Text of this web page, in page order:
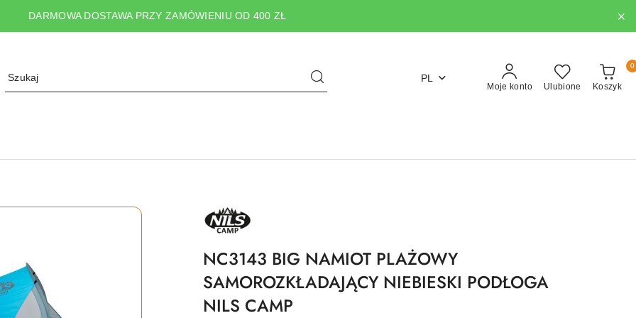
DARMOWA DOSTAWA PRZY ZAMÓWIENIU OD 400 ZŁ
PL
Moje konto Ulubione Koszyk
0
NAZWA
PRODUCENTA:
NILS
NC3143 BIG NAMIOT PLAŻOWY
SAMOROZKŁADAJĄCY NIEBIESKI PODŁOGA
NILS CAMP